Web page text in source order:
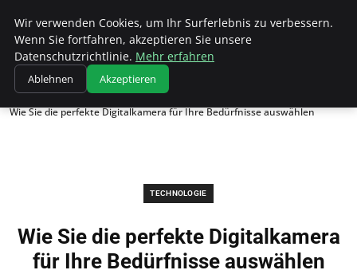
Wk Institut
Startseite
Technologie
Wie Sie die perfekte Digitalkamera für Ihre Bedürfnisse auswählen
TECHNOLOGIE
Wie Sie die perfekte Digitalkamera
für Ihre Bedürfnisse auswählen
Wir verwenden Cookies, um Ihr Surferlebnis zu verbessern.
Wenn Sie fortfahren, akzeptieren Sie unsere
Datenschutzrichtlinie. Mehr erfahren
Ablehnen Akzeptieren